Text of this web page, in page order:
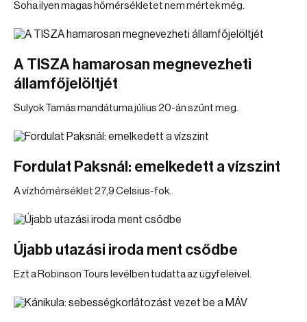
Soha ilyen magas hőmérsékletet nem mértek még.
A TISZA hamarosan megnevezheti
államfőjelöltjét
Sulyok Tamás mandátuma július 20-án szűnt meg.
Fordulat Paksnál: emelkedett a vízszint
A vízhőmérséklet 27,9 Celsius-fok.
Újabb utazási iroda ment csődbe
Ezt a Robinson Tours levélben tudatta az ügyfeleivel.